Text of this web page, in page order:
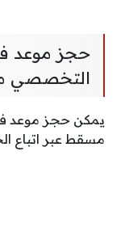
حجز موعد
التخصصي
يمكن حجز موعد
مسقط عبر اتباع